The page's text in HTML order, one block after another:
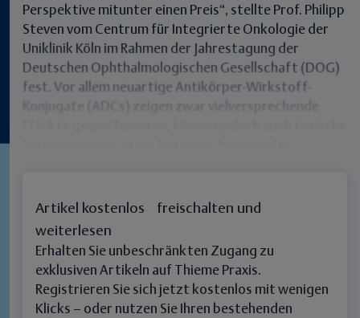
Perspektive mitunter einen Preis“, stellte Prof. Philipp
Steven vom Centrum für Integrierte Onkologie der
Uniklinik Köln im Rahmen der Jahrestagung der
Deutschen Ophthalmologischen Gesellschaft (DOG)
fest. Vor allem neuartige Antikörper-Wirkstoff-
Konjugate (ADCs) zeigen zwar vielversprechende
Artikel kostenlos freischalten und
weiterlesen
Erhalten Sie unbeschränkten Zugang zu
exklusiven Artikeln auf Thieme Praxis.
Registrieren Sie sich jetzt kostenlos mit wenigen
Klicks – oder nutzen Sie Ihren bestehenden